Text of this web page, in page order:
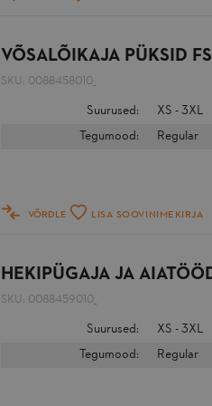
VÕSALÕIKAJA PÜKSID
SKU: 0088458010_
Suurused:
XS - 3XL
Tegumood:
Regular
VÕRDLE LISA SOOVINIMEKIRJA
HEKIPÜGAJA JA
SKU: 0088459010_
Suurused:
XS - 3XL
Tegumood:
Regular